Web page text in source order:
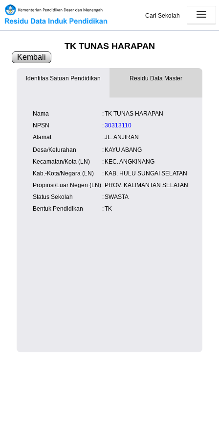
Cari Sekolah
TK TUNAS HARAPAN
Kembali
Identitas Satuan Pendidikan
Nama :TK TUNAS HARAPAN
NPSN
:30313110
Alamat
:JL. ANJIRAN
Desa/Kelurahan
: KAYU ABANG
Kecamatan/Kota (LN)
: KEC. ANGKINANG
Kab.-Kota/Negara (LN)
: KAB. HULU SUNGAI SELATAN
Propinsi/Luar Negeri (LN) : PROV. KALIMANTAN SELATAN
Status Sekolah
:SWASTA
Bentuk Pendidikan
:TK
Residu Data Master